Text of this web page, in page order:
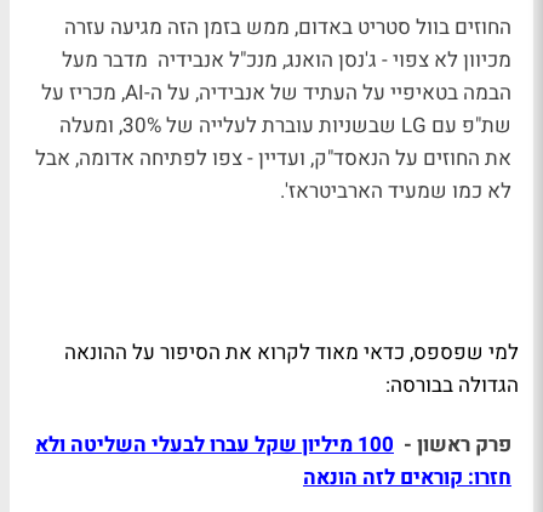
החוזים בוול סטריט באדום, ממש בזמן הזה מגיעה עזרה
מכיוון לא צפוי - ג'נסן הואנג, מנכ"ל אנבידיה מדבר מעל
הבמה בטאיפיי על העתיד של אנבידיה, על ה-AI, מכריז על
שת"פ עם LG שבשניות עוברת לעלייה של 30%, ומעלה
את החוזים על הנאסד"ק, ועדיין - צפו לפתיחה אדומה, אבל
לא כמו שמעיד הארביטראז'.
למי שפספס, כדאי מאוד לקרוא את הסיפור על ההונאה
הגדולה בבורסה:
פרק ראשון -
100 מיליון שקל עברו לבעלי השליטה ולא
חזרו: קוראים לזה הונאה